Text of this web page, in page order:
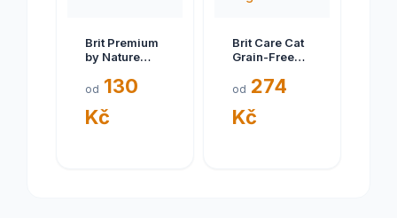
Brit Premium
by Nature
Chicken 1,5
od 130
Kč
Brit Care Cat
Grain-Free
Growth &
2 kg
od 274
Kč